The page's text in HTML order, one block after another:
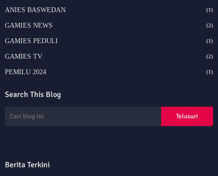
ANIES BASWEDAN (1)
GAMIES NEWS (2)
GAMIES PEDULI (1)
GAMIES TV (2)
PEMILU 2024 (1)
Search This Blog
Berita Terkini